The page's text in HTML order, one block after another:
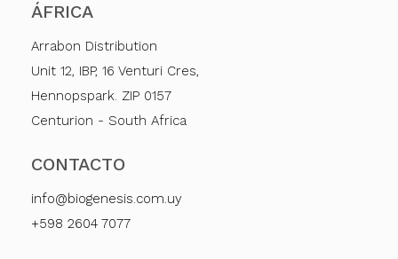
ÁFRICA
Arrabon Distribution
Unit 12, IBP, 16 Venturi Cres,
Hennopspark. ZIP 0157
Centurion - South Africa
CONTACTO
info@biogenesis.com.uy
+598 2604 7077